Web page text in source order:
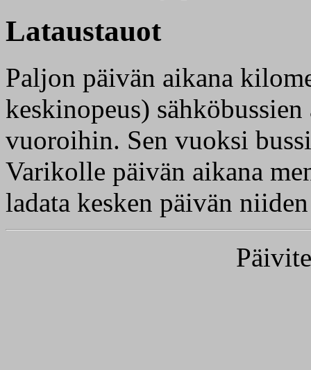
Lataustauot
Paljon päivän aikana
keskinopeus)
vuoroihin. Sen vuoksi
Varikolle päivän aikana
ladata kesken päivän